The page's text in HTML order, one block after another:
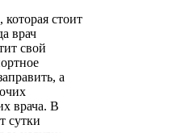
стоит
врач
свой
а
врача. В
сутки